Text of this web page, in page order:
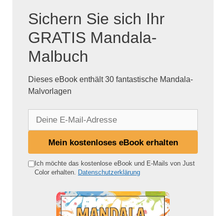
Sichern Sie sich Ihr
GRATIS Mandala-
Malbuch
Dieses eBook enthält 30 fantastische Mandala-
Malvorlagen
e
Mein kostenloses eBook erhalten
Ich möchte das kostenlose eBook und E-Mails von Just
Color erhalten. Datenschutzerklärung